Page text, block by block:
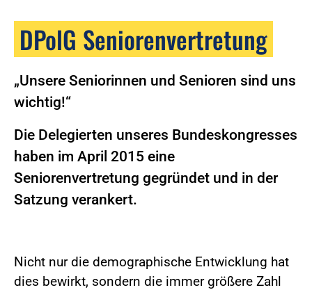
DPolG Seniorenvertretung
„Unsere Seniorinnen und Senioren sind uns
wichtig!“
Die Delegierten unseres Bundeskongresses
haben im April 2015 eine
Seniorenvertretung gegründet und in der
Satzung verankert.
Nicht nur die demographische Entwicklung hat
dies bewirkt, sondern die immer größere Zahl